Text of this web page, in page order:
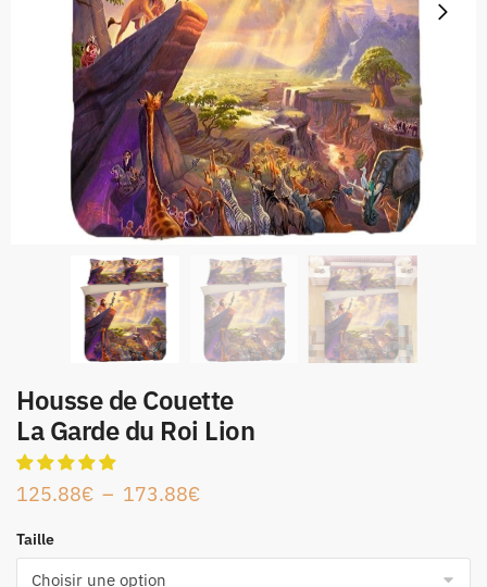
Housse de Couette
La Garde du Roi Lion
125.88€ – 173.88€
Taille